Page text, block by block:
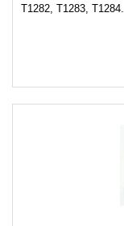
T1282, T1283, T1284.